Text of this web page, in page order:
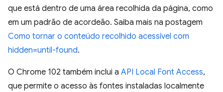
que está dentro de uma área recolhida da página, como
em um padrão de acordeão. Saiba mais na postagem
Como tornar o conteúdo recolhido acessível com
hidden=until-found.
O Chrome 102 também inclui a API Local Font Access,
que permite o acesso às fontes instaladas localmente